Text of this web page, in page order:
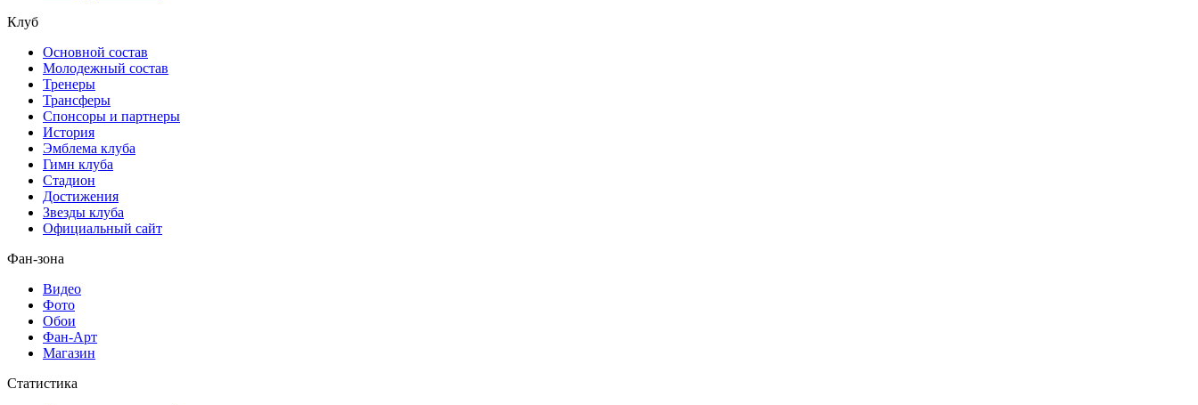
Клуб
Основной состав
Молодежный состав
Тренеры
Трансферы
Спонсоры и партнеры
История
Эмблема клуба
Гимн клуба
Стадион
Достижения
Звезды клуба
Официальный сайт
Фан-зона
Видео
Фото
Обои
Фан-Арт
Магазин
Статистика